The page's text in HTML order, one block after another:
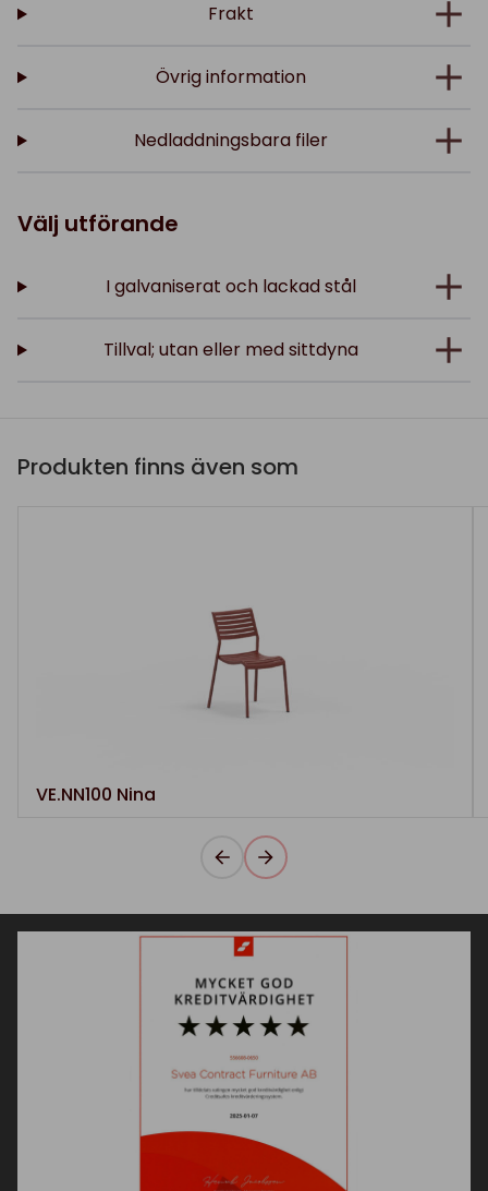
Frakt
Övrig information
Nedladdningsbara filer
Välj utförande
I galvaniserat och lackad stål
Tillval; utan eller med sittdyna
Produkten finns även som
VE.NN100 Nina